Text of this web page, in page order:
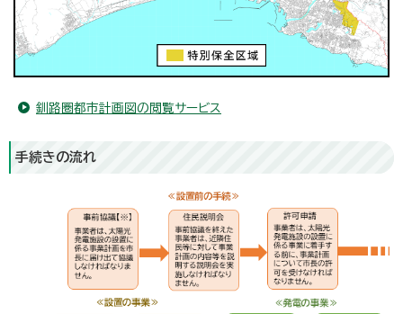
釧路圏都市計画図の閲覧サービス
手続きの流れ